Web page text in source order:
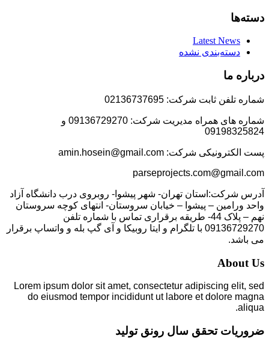
دسته‌ها
Latest News
دسته‌بندی نشده
درباره ما
شماره تلفن ثابت شرکت: 02136737695
شماره های همراه مدیریت شرکت: 09136729270 و
09198325824
پست الکترونیکی شرکت: amin.hosein@gmail.com
parseprojects.com@gmail.com
آدرس شرکت:استان تهران- شهر پیشوا- روبروی درب دانشگاه آزاد
واحد ورامین – پیشوا – خیابان سروستان- انتهای کوچه سروستان
نهم – پلاک 44- طریقه برقراری تماس با شماره تلفن
09136729270 با تلگرام و ایتا روبیکا و آی گپ بله و واتساپ برقرار
می باشد.
About Us
Lorem ipsum dolor sit amet, consectetur adipiscing elit, sed
do eiusmod tempor incididunt ut labore et dolore magna
aliqua.
ضروریات تحقق سال رونق تولید